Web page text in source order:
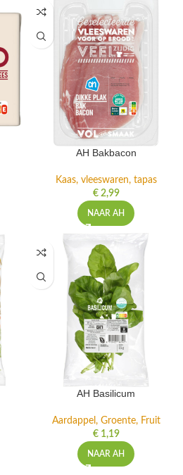
AH Bakbacon
Kaas, vleeswaren, tapas
€2,99
NAAR AH
AH Basilicum
Aardappel, Groente, Fruit
€1,19
NAAR AH